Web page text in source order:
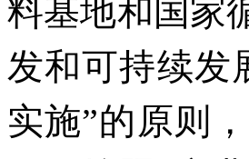
料基地和国家
发和可持续发
实施”的原则